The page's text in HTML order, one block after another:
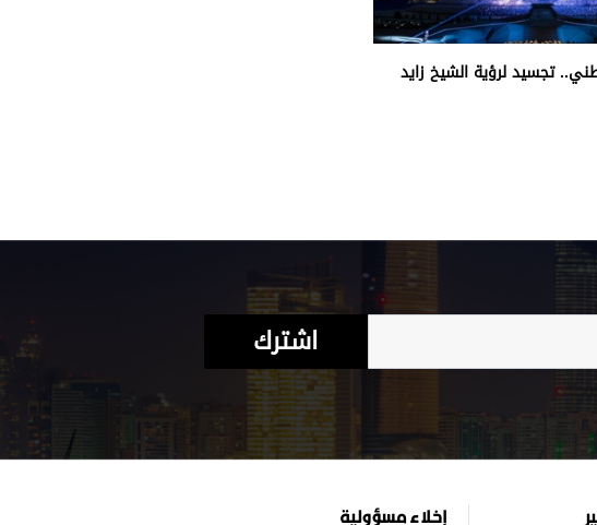
تجسيد لرؤية الشيخ زايد
اشترك
إخلاء مسؤولية